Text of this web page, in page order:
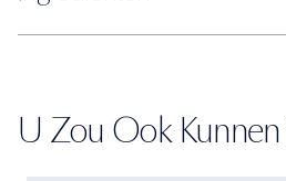
U Zou Ook